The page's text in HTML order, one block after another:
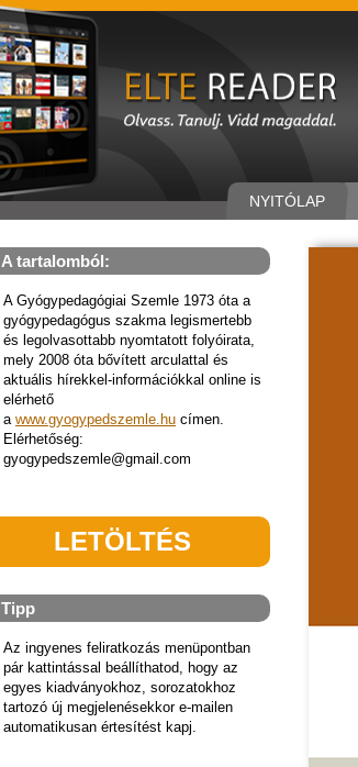
NYITÓLAP
A tartalomból:
A Gyógypedagógiai Szemle 1973 óta a
gyógypedagógus szakma legismertebb
és legolvasottabb nyomtatott folyóirata,
mely 2008 óta bővített arculattal és
aktuális hírekkel-információkkal online is
elérhető
a www.gyogypedszemle.hu címen.
Elérhetőség:
gyogypedszemle@gmail.com
LETÖLTÉS
Tipp
Az ingyenes feliratkozás menüpontban
pár kattintással beállíthatod, hogy az
egyes kiadványokhoz, sorozatokhoz
tartozó új megjelenésekkor e-mailen
automatikusan értesítést kapj.